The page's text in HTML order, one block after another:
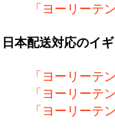
「ヨーリーテ
日本配送対応のイ
「ヨーリーテ
「ヨーリーテ
「ヨーリーテ